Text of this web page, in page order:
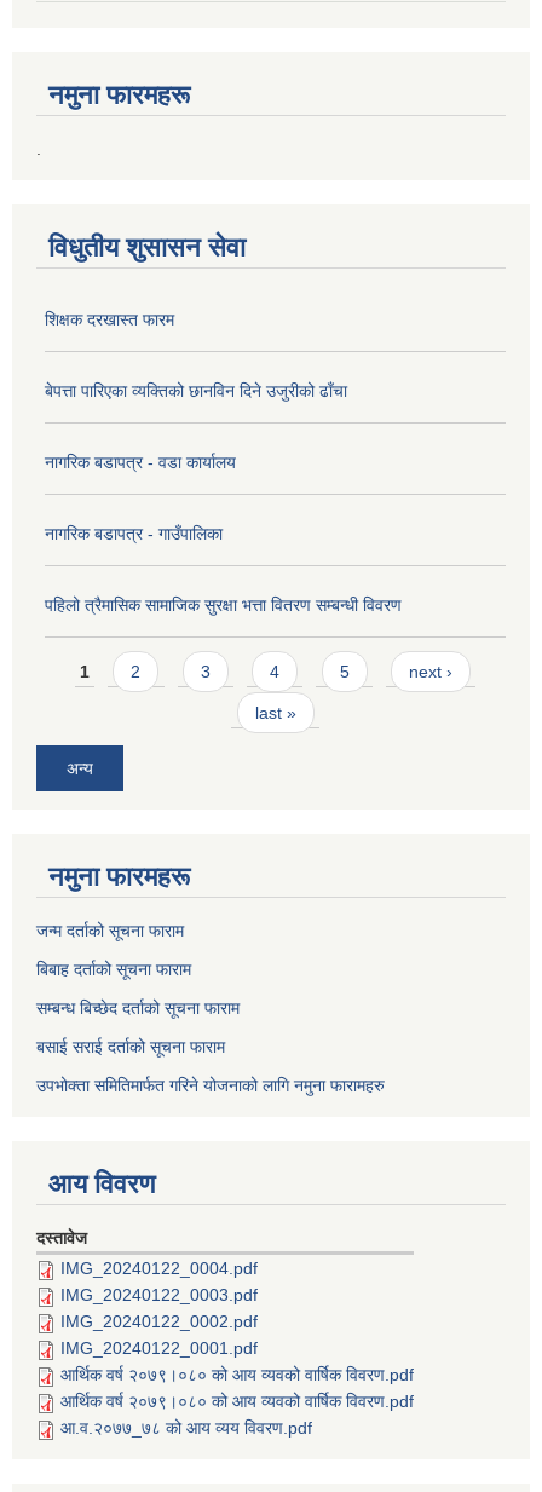
नमुना फारमहरू
.
विधुतीय शुसासन सेवा
शिक्षक दरखास्त फारम
बेपत्ता पारिएका व्यक्तिको छानविन दिने उजुरीको ढाँचा
नागरिक बडापत्र - वडा कार्यालय
नागरिक बडापत्र - गाउँपालिका
पहिलो त्रैमासिक सामाजिक सुरक्षा भत्ता वितरण सम्बन्धी विवरण
Pages
1 2 3 4 5 next ›
last »
अन्य
नमुना फारमहरू
जन्म दर्ताको सूचना फाराम
बिबाह दर्ताको सूचना फाराम
सम्बन्ध बिच्छेद दर्ताको सूचना फाराम
बसाई सराई दर्ताको सूचना फाराम
उपभोक्ता समितिमार्फत गरिने योजनाको लागि नमुना फारामहरु
आय विवरण
दस्तावेज
IMG_20240122_0004.pdf
IMG_20240122_0003.pdf
IMG_20240122_0002.pdf
IMG_20240122_0001.pdf
आर्थिक वर्ष २०७९।०८० को आय व्यवको वार्षिक विवरण.pdf
आर्थिक वर्ष २०७९।०८० को आय व्यवको वार्षिक विवरण.pdf
आ.व.२०७७_७८ को आय व्यय विवरण.pdf